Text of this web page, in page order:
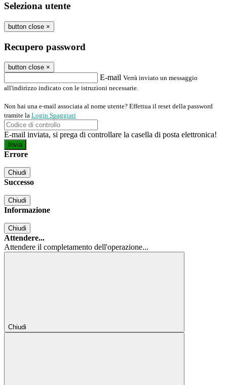
Seleziona utente
button close ×
Recupero password
button close ×
E-mail Verrà inviato un messaggio
all'indirizzo indicato con le istruzioni necessarie.
Non hai una e-mail associata al nome utente? Effettua il reset della password
tramite la Login Spaggiari
E-mail inviata, si prega di controllare la casella di posta elettronica!
Errore
Chiudi
Successo
Chiudi
Informazione
Chiudi
Attendere...
Attendere il completamento dell'operazione...
Chiudi